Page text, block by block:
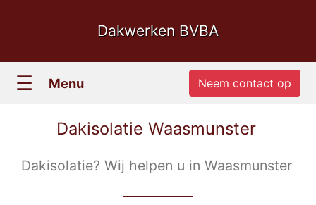
Dakwerken BVBA
☰ Menu Neem contact op
Dakisolatie Waasmunster
Dakisolatie? Wij helpen u in Waasmunster